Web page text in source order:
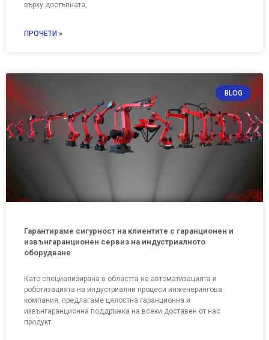
върху достъпната,
ПРОЧЕТИ »
BLOG
Гарантираме сигурност на клиентите с гаранционен и
извънгаранционен сервиз на индустриалното
оборудване
Като специализирана в областта на автоматизацията и
роботизацията на индустриални процеси инженерингова
компания, предлагаме цялостна гаранционна и
извънгаранционна поддръжка на всеки доставен от нас
продукт.